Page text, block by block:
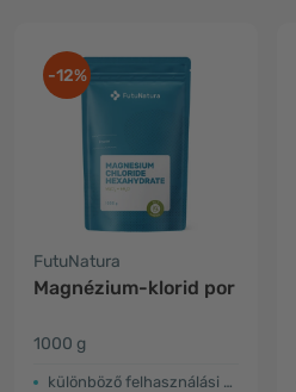
-12%
FutuNatura
Magnézium-klorid por
1000 g
különböző felhasználási módok